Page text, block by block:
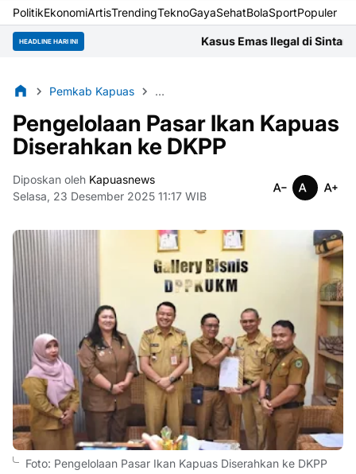
PolitikEkonomiArtisTrendingTeknoGayaSehatBolaSportPopuler
HEADLINE HARI INI Kasus Emas Ilegal di Sintang Jadi Ujian
Pemkab Kapuas Dinas Ketahanan Pangan dan
Pengelolaan Pasar Ikan Kapuas
Diserahkan ke DKPP
Diposkan oleh Kapuasnews
Selasa, 23 Desember 2025 11:17 WIB
Foto: Pengelolaan Pasar Ikan Kapuas Diserahkan ke DKPP